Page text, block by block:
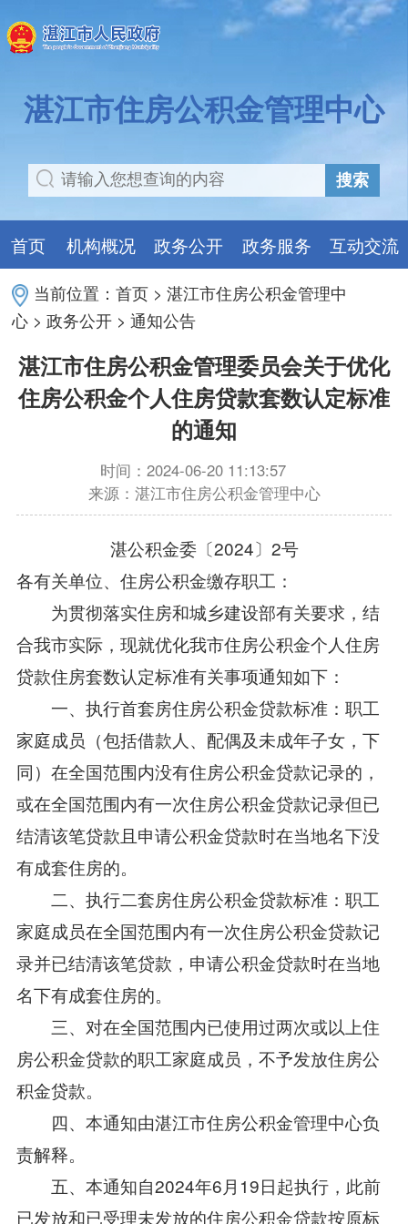
湛江市住房公积金管理中心
搜索
首页 机构概况 政务公开 政务服务 互动交流
当前位置：首页 >湛江市住房公积金管理中
心 >政务公开 >通知公告
湛江市住房公积金管理委员会关于优化
住房公积金个人住房贷款套数认定标准
的通知
时间：2024-06-20 11:13:57
来源：湛江市住房公积金管理中心
湛公积金委〔2024〕2号
各有关单位、住房公积金缴存职工：
为贯彻落实住房和城乡建设部有关要求，结
合我市实际，现就优化我市住房公积金个人住房
贷款住房套数认定标准有关事项通知如下：
一、执行首套房住房公积金贷款标准：职工
家庭成员（包括借款人、配偶及未成年子女，下
同）在全国范围内没有住房公积金贷款记录的，
或在全国范围内有一次住房公积金贷款记录但已
结清该笔贷款且申请公积金贷款时在当地名下没
有成套住房的。
二、执行二套房住房公积金贷款标准：职工
家庭成员在全国范围内有一次住房公积金贷款记
录并已结清该笔贷款，申请公积金贷款时在当地
名下有成套住房的。
三、对在全国范围内已使用过两次或以上住
房公积金贷款的职工家庭成员，不予发放住房公
积金贷款。
四、本通知由湛江市住房公积金管理中心负
责解释。
五、本通知自2024年6月19日起执行，此前
已发放和已受理未发放的住房公积金贷款按原标